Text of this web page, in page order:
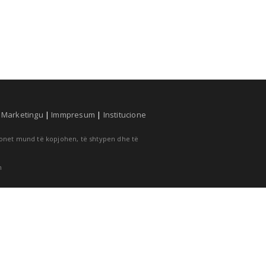
Marketingu | Immpresum | Institucione
mund të kopjohen, të shtypen dhe të